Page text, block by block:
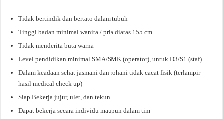
Tidak bertindik dan bertato dalam tubuh
Tinggi badan minimal wanita / pria diatas 155 cm
Tidak menderita buta warna
Level pendidikan minimal SMA/SMK (operator), untuk D3/S1 (staf)
Dalam keadaan sehat jasmani dan rohani tidak cacat fisik (terlampir
hasil medical check up)
Siap Bekerja jujur, ulet, dan tekun
Dapat bekerja secara individu maupun dalam tim